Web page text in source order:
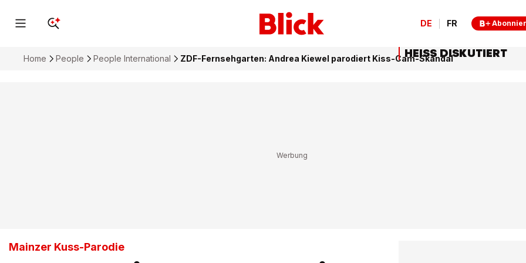
DE FR
Home People People International ZDF-Fernsehgarten: Andrea Kiewel parodiert Kiss-Cam-Skandal
Mainzer Kuss-Parodie
HEISS DISKUTIERT